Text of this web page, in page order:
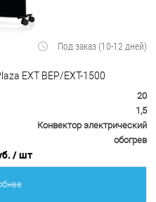
Под заказ (10-12 дней)
EXT BEP/EXT-1500
20
1,5
Конвектор электрический
обогрев
/ шт